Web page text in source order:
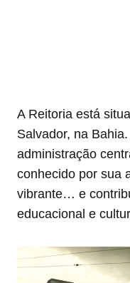
A Reitoria está
Salvador, na
administração
conhecido por sua
vibrante… e
educacional e